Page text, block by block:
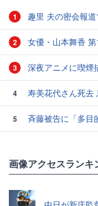
1 趣里 夫の密会報
2 女優・山本舞香
3 深夜アニメに喫煙
4 寿美花代さん死去
5
斉藤被告に「多目
画像アクセスランキ